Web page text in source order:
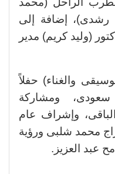
رشدى)، إضافة إلى
(وليد كريم) مدير
والغناء) حفلاً
سعودى، ومشاركة
وإشراف عام
محمد شلبى ورؤية
عبد العزيز.